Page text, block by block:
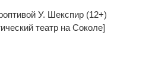
У. Шекспир (12+)
театр на Соколе]